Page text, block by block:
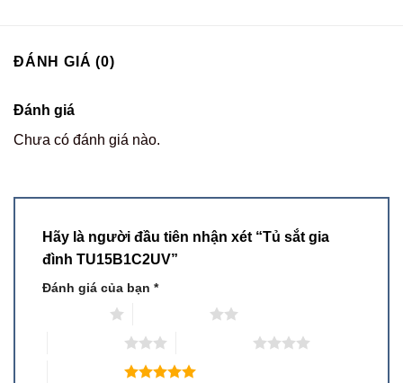
ĐÁNH GIÁ (0)
Đánh giá
Chưa có đánh giá nào.
Hãy là người đầu tiên nhận xét “Tủ sắt gia
đình TU15B1C2UV”
Đánh giá của bạn *